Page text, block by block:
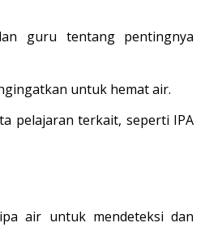
guru tentang pentingnya
untuk hemat air.
pelajaran terkait, seperti IPA
air untuk mendeteksi dan